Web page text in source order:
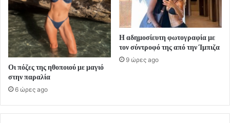
Οι πόζες της ηθοποιού με μαγιό
στην παραλία
6 ώρες ago
Η αδημοσίευτη φωτογραφία με
τον σύντροφό της από την Ίμπιζα
9 ώρες ago